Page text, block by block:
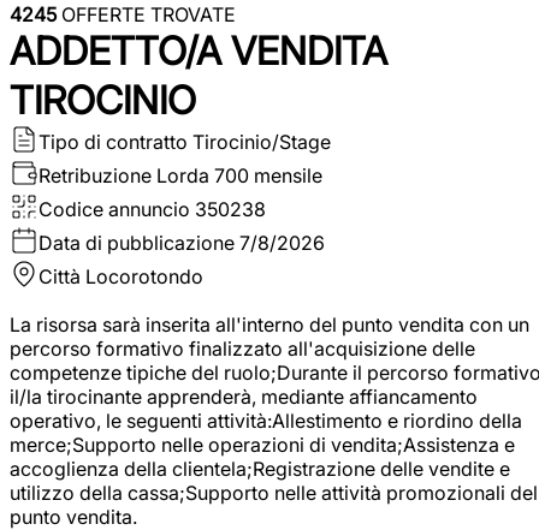
4245OFFERTE TROVATE
ADDETTO/A VENDITA
TIROCINIO
Tipo di contratto Tirocinio/Stage
Retribuzione Lorda 700 mensile
Codice annuncio 350238
Data di pubblicazione 7/8/2026
Città Locorotondo
La risorsa sarà inserita all'interno del punto vendita con un
percorso formativo finalizzato all'acquisizione delle
competenze tipiche del ruolo;Durante il percorso
il/la tirocinante apprenderà, mediante affiancamento
operativo, le seguenti attività:Allestimento e riordino della
merce;Supporto nelle operazioni di vendita;Assistenza e
accoglienza della clientela;Registrazione delle vendite e
utilizzo della cassa;Supporto nelle attività promozionali del
punto vendita.